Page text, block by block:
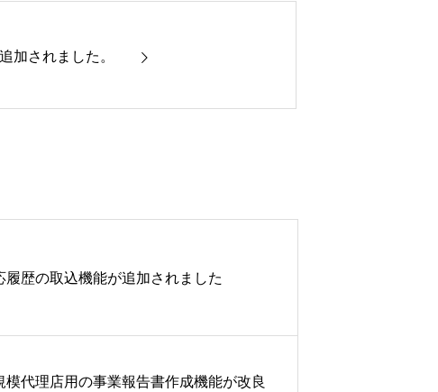
加されました。
履歴の取込機能が追加されました
模代理店用の事業報告書作成機能が改良